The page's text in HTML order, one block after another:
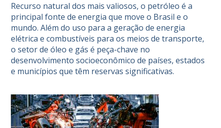
Recurso natural dos mais valiosos, o petróleo é a
principal fonte de energia que move o Brasil e o
mundo. Além do uso para a geração de energia
elétrica e combustíveis para os meios de transporte,
o setor de óleo e gás é peça-chave no
desenvolvimento socioeconômico de países, estados
e municípios que têm reservas significativas.